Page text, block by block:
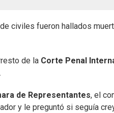
civiles fueron hallados
de la Corte Penal
de Representantes, el
y le preguntó si seguía